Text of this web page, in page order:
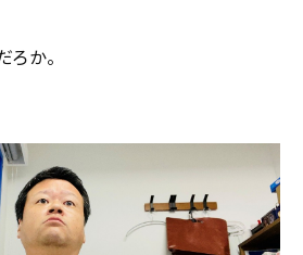
か。